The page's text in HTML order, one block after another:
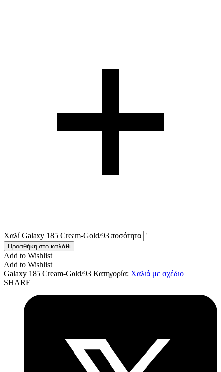
Χαλί Galaxy 185 Cream-Gold/93 ποσότητα
Προσθήκη στο καλάθι
Add to Wishlist
Add to Wishlist
Galaxy 185 Cream-Gold/93 Κατηγορία: Χαλιά με σχέδιο
SHARE